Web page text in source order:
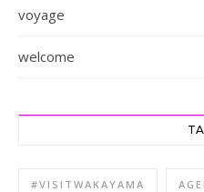
voyage
welcome
#VISITWAKAYAMA